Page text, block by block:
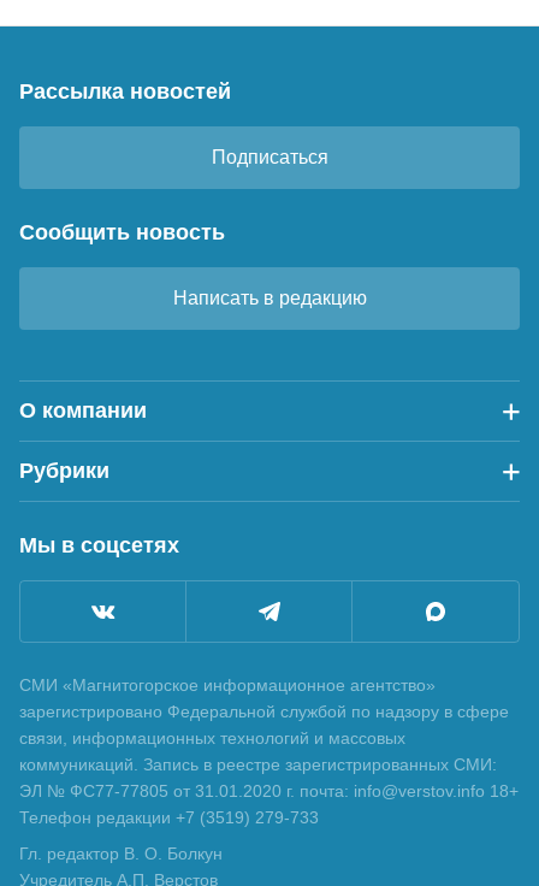
Рассылка новостей
Подписаться
Сообщить новость
Написать в редакцию
О компании
Рубрики
Мы в соцсетях
СМИ «Магнитогорское информационное агентство»
зарегистрировано Федеральной службой по надзору в сфере
связи, информационных технологий и массовых
коммуникаций. Запись в реестре зарегистрированных СМИ:
ЭЛ № ФС77-77805 от 31.01.2020 г. почта: info@verstov.info 18+
Телефон редакции +7 (3519) 279-733
Гл. редактор В. О. Болкун
Учредитель А.П. Верстов